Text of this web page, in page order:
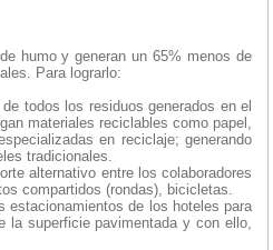
humo y generan un 65% menos de
Para lograrlo:
todos los residuos generados en el
materiales reciclables como papel,
en reciclaje; generando
tradicionales.
alternativo entre los colaboradores
compartidos (rondas), bicicletas.
estacionamientos de los hoteles para
la superficie pavimentada y con ello,